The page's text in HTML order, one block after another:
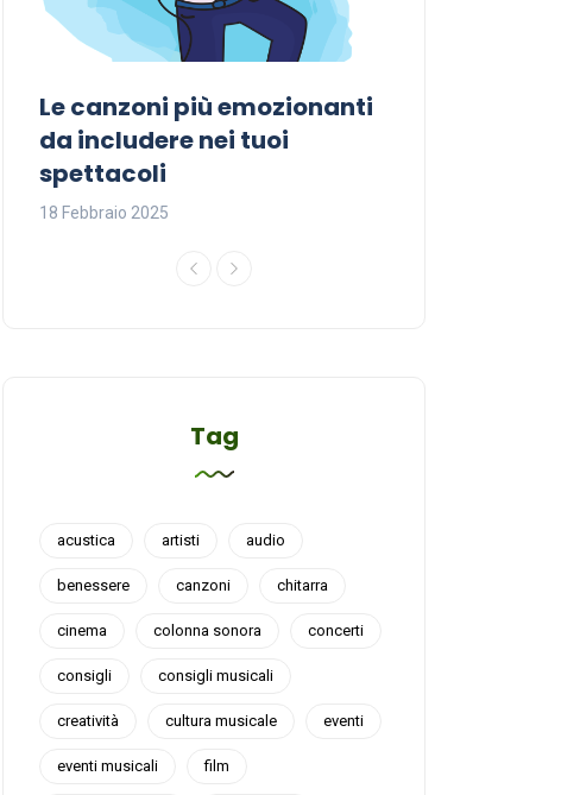
Le canzoni più emozionanti
da includere nei tuoi
spettacoli
18 Febbraio 2025
Tag
acustica artisti audio
benessere canzoni chitarra
cinema colonna sonora concerti
consigli consigli musicali
creatività cultura musicale eventi
eventi musicali film